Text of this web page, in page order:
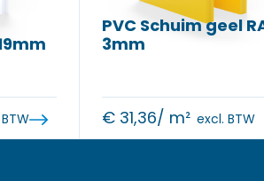
PVC Schuim geel
3mm
€ 31,36/ m² excl. BTW